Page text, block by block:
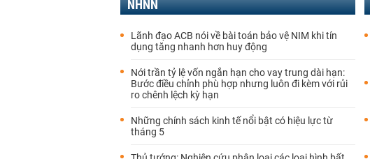
NHNN
Lãnh đạo ACB nói về bài toán bảo vệ NIM khi tín
dụng tăng nhanh hơn huy động
Nới trần tỷ lệ vốn ngắn hạn cho vay trung dài hạn:
Bước điều chỉnh phù hợp nhưng luôn đi kèm với rủi
ro chênh lệch kỳ hạn
Những chính sách kinh tế nổi bật có hiệu lực từ
tháng 5